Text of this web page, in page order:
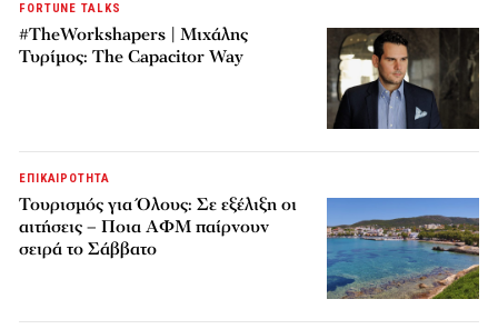
FORTUNE TALKS
#TheWorkshapers | Μιχάλης
Τυρίμος: The Capacitor Way
ΕΠΙΚΑΙΡΟΤΗΤΑ
Τουρισμός για Όλους: Σε εξέλιξη οι
αιτήσεις – Ποια ΑΦΜ παίρνουν
σειρά το Σάββατο